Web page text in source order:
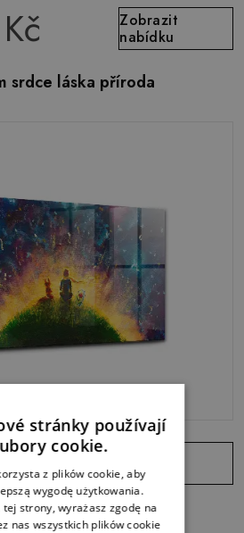
Zobrazit
nabídku
srdce láska příroda
nabídku
Abstraktní ilustrace
stránky používají
cookie.
z plików cookie, aby
wygodę użytkowania.
tej strony, wyrażasz zgodę na
nas wszystkich plików cookie